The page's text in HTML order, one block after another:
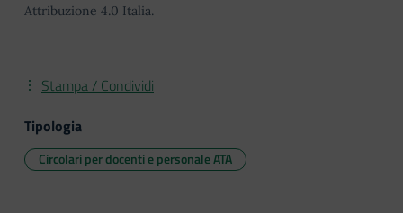
Attribuzione 4.0 Italia.
Stampa / Condividi
Tipologia
Circolari per docenti e personale ATA